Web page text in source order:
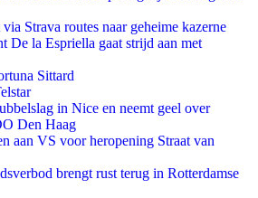
Strava routes naar geheime kazerne
De la Espriella gaat strijd aan met
Sittard
in Nice en neemt geel over
Den Haag
aan VS voor heropening Straat van
brengt rust terug in Rotterdamse